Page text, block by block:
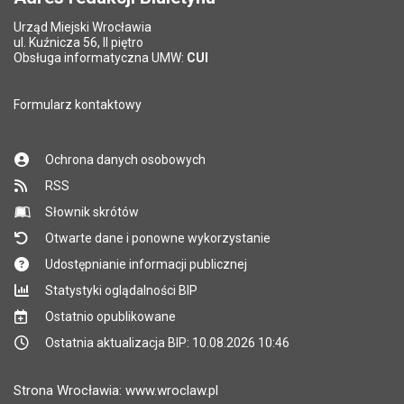
Urząd Miejski Wrocławia
ul. Kuźnicza 56, II piętro
Obsługa informatyczna UMW: CUI
Formularz kontaktowy
Ochrona danych osobowych
RSS
Słownik skrótów
Otwarte dane i ponowne wykorzystanie
Udostępnianie informacji publicznej
Statystyki oglądalności BIP
Ostatnio opublikowane
Ostatnia aktualizacja BIP: 10.08.2026 10:46
Strona Wrocławia: www.wroclaw.pl